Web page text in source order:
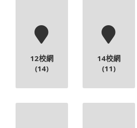
12校網
(14)
14校網
(11)